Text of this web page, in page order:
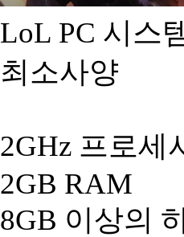
LoL PC 시스
최소사양
2GHz 프로세
2GB RAM
8GB 이상의